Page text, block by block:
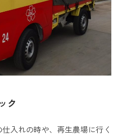
ク
入れの時や、再生農場に行く